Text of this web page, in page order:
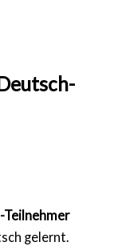
Teilnehmer
gelernt.